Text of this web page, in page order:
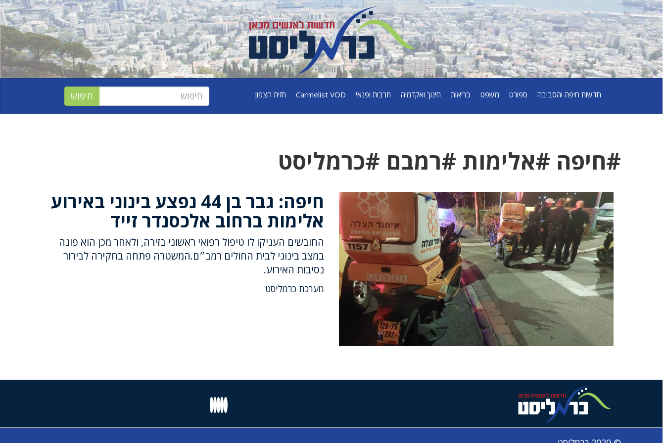
חדשות חיפה והסביבה ספורט משפט בריאות חינוך ואקדמיה תרבות ופנאי Carmelist VOD חזית הצפון
#חיפה #אלימות #רמבם #כרמליסט
חיפה: גבר בן 44 נפצע בינוני באירוע
אלימות ברחוב אלכסנדר זייד
החובשים העניקו לו טיפול רפואי ראשוני בזירה, ולאחר מכן הוא פונה
במצב בינוני לבית החולים רמב״ם.המשטרה פתחה בחקירה לבירור
נסיבות האירוע.
מערכת כרמליסט